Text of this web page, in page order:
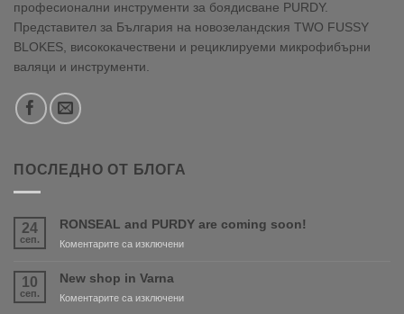
професионални инструменти за боядисване PURDY.
Представител за България на новозеландския TWO FUSSY
BLOKES, висококачествени и рециклируеми микрофибърни
валяци и инструменти.
ПОСЛЕДНО ОТ БЛОГА
24
сеп.
RONSEAL and PURDY are coming soon!
Коментарите са изключениза
are
10
сеп.
New shop in Varna
Коментарите са изключениза